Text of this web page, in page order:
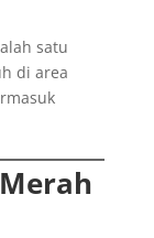
satu
di area